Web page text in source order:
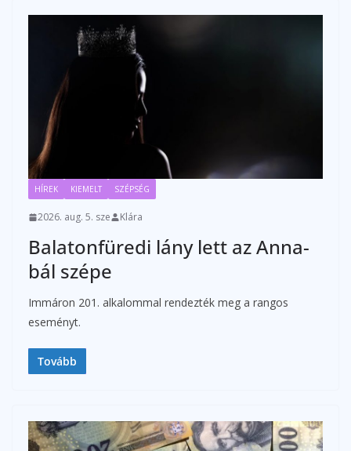
HÍREK KIEMELT SZÉPSÉG
2026. aug. 5. sze Klára
Balatonfüredi lány lett az Anna-
bál szépe
Immáron 201. alkalommal rendezték meg a rangos
eseményt.
Tovább